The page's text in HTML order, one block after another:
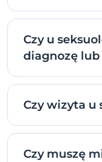
Czy u
diagnozę
Czy wizyta u
Czy muszę